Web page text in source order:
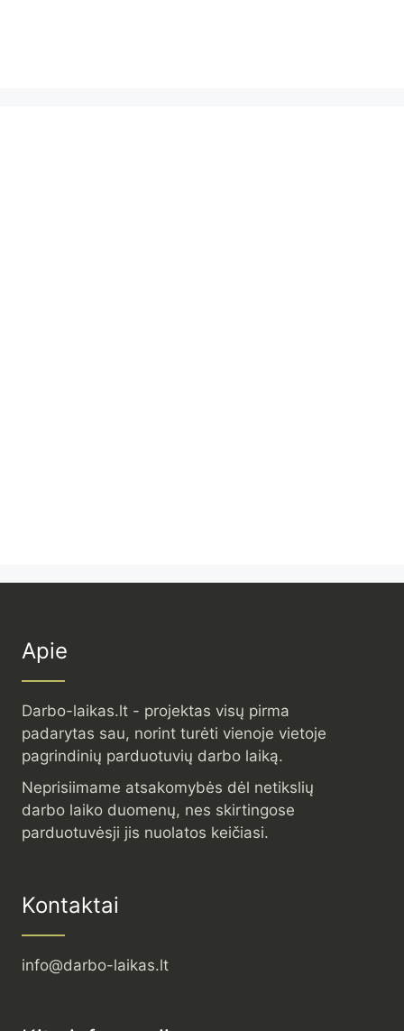
Apie
Darbo-laikas.lt - projektas visų pirma
padarytas sau, norint turėti vienoje vietoje
pagrindinių parduotuvių darbo laiką.
Neprisiimame atsakomybės dėl netikslių
darbo laiko duomenų, nes skirtingose
parduotuvėsji jis nuolatos keičiasi.
Kontaktai
info@darbo-laikas.lt